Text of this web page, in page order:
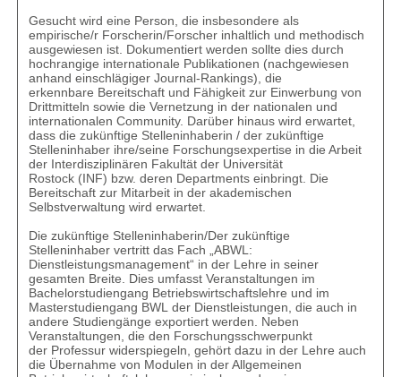
Gesucht wird eine Person, die insbesondere als
empirische/r Forscherin/Forscher inhaltlich und methodisch
ausgewiesen ist. Dokumentiert werden sollte dies durch
hochrangige internationale Publikationen (nachgewiesen
anhand einschlägiger Journal-Rankings), die
erkennbare Bereitschaft und Fähigkeit zur Einwerbung von
Drittmitteln sowie die Vernetzung in der nationalen und
internationalen Community. Darüber hinaus wird erwartet,
dass die zukünftige Stelleninhaberin / der zukünftige
Stelleninhaber ihre/seine Forschungsexpertise in die Arbeit
der Interdisziplinären Fakultät der Universität
Rostock (INF) bzw. deren Departments einbringt. Die
Bereitschaft zur Mitarbeit in der akademischen
Selbstverwaltung wird erwartet.
Die zukünftige Stelleninhaberin/Der zukünftige
Stelleninhaber vertritt das Fach „ABWL:
Dienstleistungsmanagement“ in der Lehre in seiner
gesamten Breite. Dies umfasst Veranstaltungen im
Bachelorstudiengang Betriebswirtschaftslehre und im
Masterstudiengang BWL der Dienstleistungen, die auch in
andere Studiengänge exportiert werden. Neben
Veranstaltungen, die den Forschungsschwerpunkt
der Professur widerspiegeln, gehört dazu in der Lehre auch
die Übernahme von Modulen in der Allgemeinen